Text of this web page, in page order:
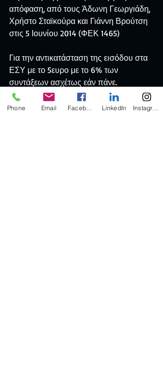
απόφαση, από τους Άδωνη Γεωργιάδη,
Χρήστο Σταϊκούρα και Γιάννη Βρούτση
στις 5 Ιουνίου 2014 (ΦΕΚ 1465)
Για την αντικατάσταση της εισόδου στα
ΕΣΥ με το 5ευρο με το 6% των
συντάξεων ασχέτως εάν πάνε.
Για την αποτυχία της χώρας να
Phone Email LinkedIn